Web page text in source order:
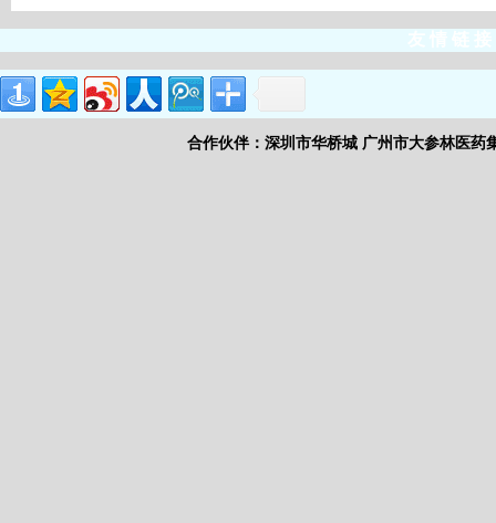
合作伙伴： 深圳市华桥城 广州市大参林医药